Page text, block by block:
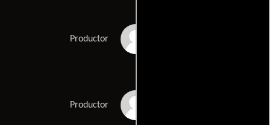
Productor
Productor